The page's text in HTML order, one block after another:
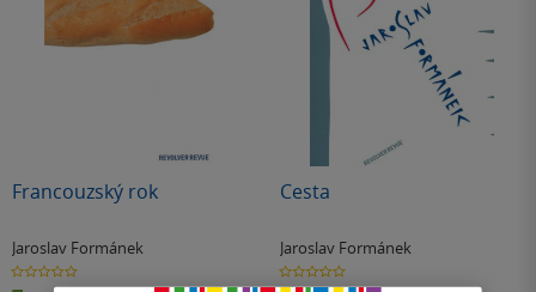
Francouzský rok
Jaroslav Formánek
0.0
z
Cesta
Jaroslav Formánek
0.0
z